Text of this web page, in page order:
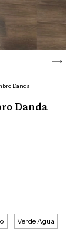
Danda
Danda
Verde Agua